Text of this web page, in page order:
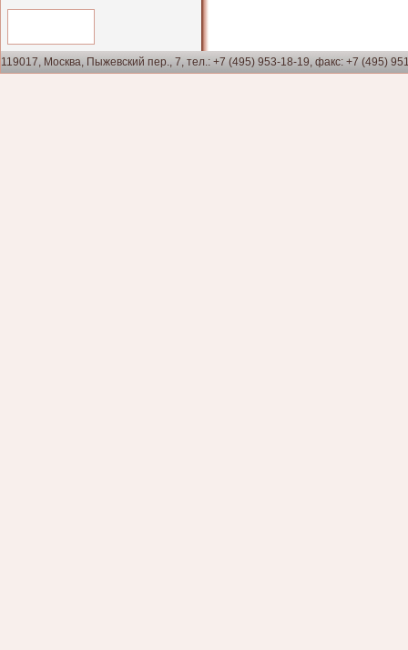
119017, Москва, Пыжевский пер., 7, тел.: +7 (495) 953-18-19, факс: +7 (495)